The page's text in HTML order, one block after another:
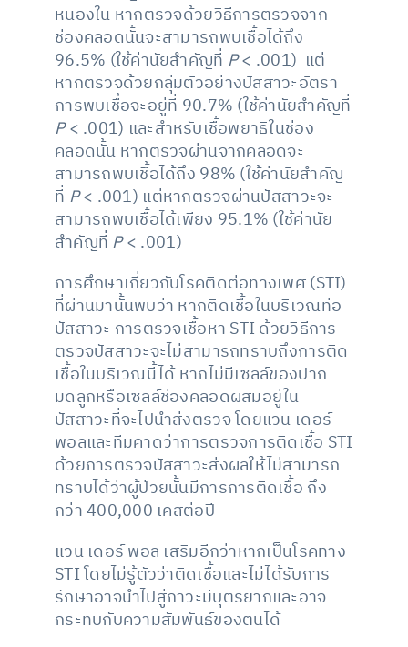
หนองใน หากตรวจด้วยวิธีการตรวจจาก
ช่องคลอดนั้นจะสามารถพบเชื้อได้ถึง
96.5% (ใช้ค่านัยสำคัญที่ P< .001) แต่
หากตรวจด้วยกลุ่มตัวอย่างปัสสาวะอัตรา
การพบเชื้อจะอยู่ที่ 90.7% (ใช้ค่านัยสำคัญที่
P< .001) และสำหรับเชื้อพยาธิในช่อง
คลอดนั้น หากตรวจผ่านจากคลอดจะ
สามารถพบเชื้อได้ถึง 98% (ใช้ค่านัยสำคัญ
ที่ P< .001) แต่หากตรวจผ่านปัสสาวะจะ
สามารถพบเชื้อได้เพียง 95.1% (ใช้ค่านัย
สำคัญที่ P< .001)
การศึกษาเกี่ยวกับโรคติดต่อทางเพศ (STI)
ที่ผ่านมานั้นพบว่า หากติดเชื้อในบริเวณท่อ
ปัสสาวะ การตรวจเชื้อหา STI ด้วยวิธีการ
ตรวจปัสสาวะจะไม่สามารถทราบถึงการติด
เชื้อในบริเวณนี้ได้ หากไม่มีเซลล์ของปาก
มดลูกหรือเซลล์ช่องคลอดผสมอยู่ใน
ปัสสาวะที่จะไปนำส่งตรวจ โดยแวน เดอร์
พอลและทีมคาดว่าการตรวจการติดเชื้อ STI
ด้วยการตรวจปัสสาวะส่งผลให้ไม่สามารถ
ทราบได้ว่าผู้ป่วยนั้นมีการการติดเชื้อ ถึง
กว่า 400,000 เคสต่อปี
แวน เดอร์ พอล เสริมอีกว่าหากเป็นโรคทาง
STI โดยไม่รู้ตัวว่าติดเชื้อและไม่ได้รับการ
รักษาอาจนำไปสู่ภาวะมีบุตรยากและอาจ
กระทบกับความสัมพันธ์ของตนได้